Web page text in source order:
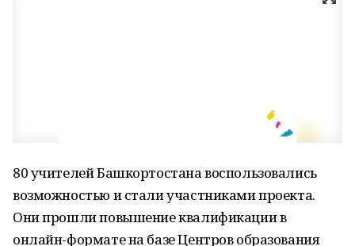
80 учителей Башкортостана воспользовались
возможностью и стали участниками проекта.
Они прошли повышение квалификации в
онлайн-формате на базе Центров образования